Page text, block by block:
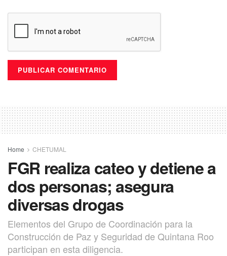
Home CHETUMAL
FGR realiza cateo y detiene a
dos personas; asegura
diversas drogas
Elementos del Grupo de Coordinación para la
Construcción de Paz y Seguridad de Quintana Roo
participan en esta diligencia.